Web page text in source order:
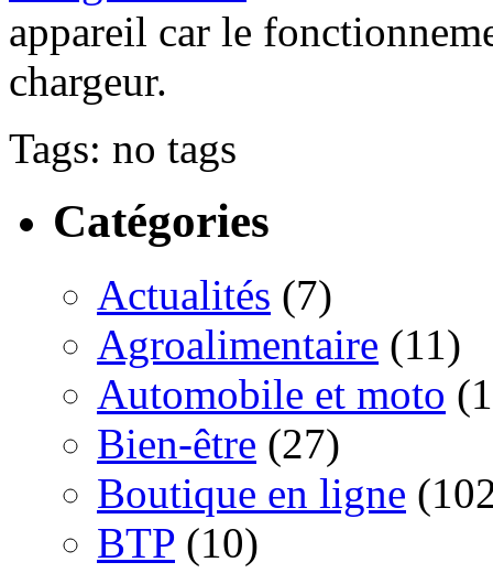
appareil car le
chargeur.
Tags: no tags
Catégories
Actualités (7)
Agroalimentaire (11)
Automobile et moto
Bien-être (27)
Boutique en ligne
BTP (10)